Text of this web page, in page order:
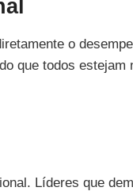
o
que todos
Líderes que